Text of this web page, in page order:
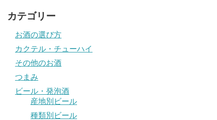
カテゴリー
お酒の選び方
カクテル・チューハイ
その他のお酒
つまみ
ビール・発泡酒
産地別ビール
種類別ビール